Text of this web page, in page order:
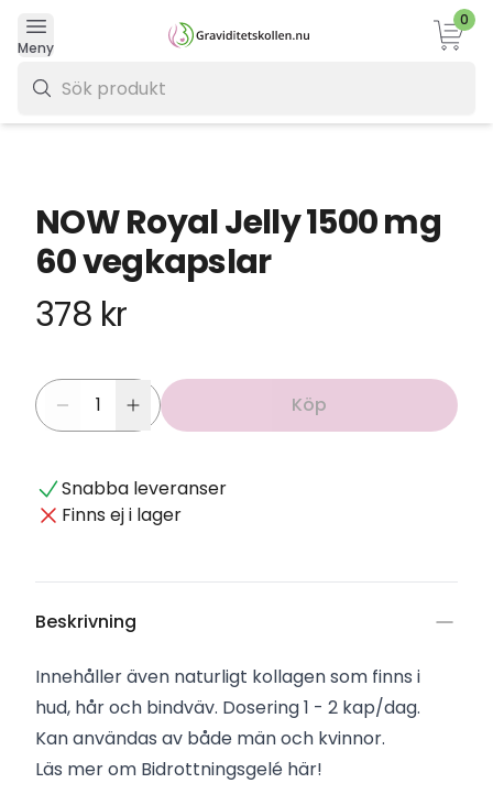
Meny
0
NOW Royal Jelly 1500 mg
60 vegkapslar
378 kr
Köp
Snabba leveranser
Finns ej i lager
Beskrivning
Innehåller även naturligt kollagen som finns i
hud, hår och bindväv. Dosering 1 - 2 kap/dag.
Kan användas av både män och kvinnor.
Läs mer om Bidrottningsgelé här!